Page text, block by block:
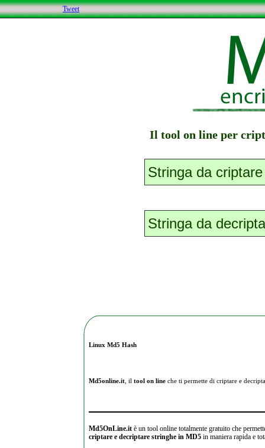
Tweet
Il tool on line per
Linux Md5 Hash
Md5online.it, il tool on lineche ti permette di criptare e
Md5OnLine.itè un tool online totalmente gratuito che
criptare e decriptare stringhe in MD5in maniera rapida e